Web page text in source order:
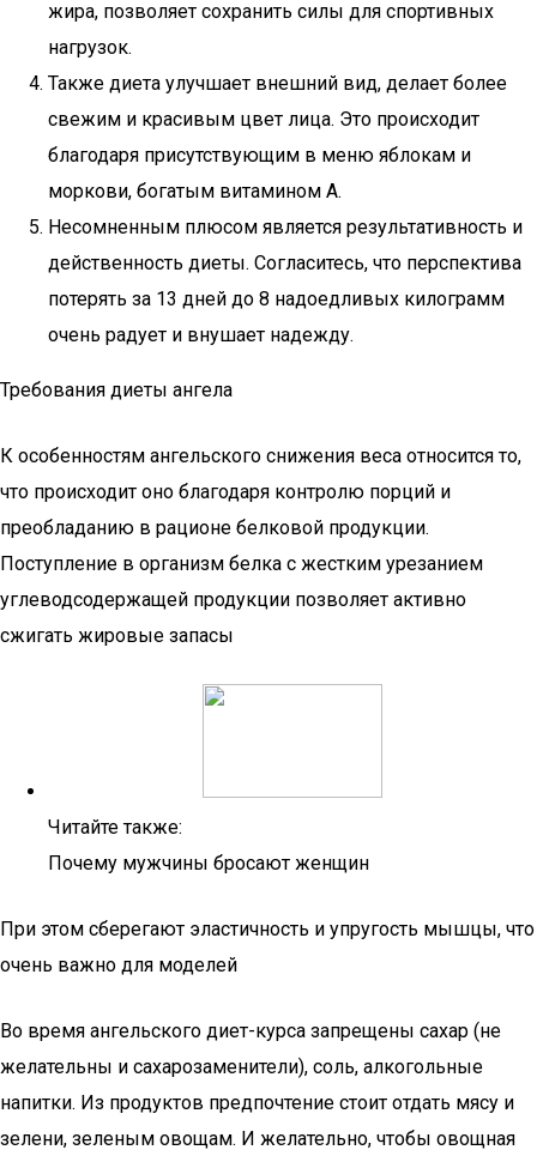
жира, позволяет сохранить силы для спортивных
нагрузок.
Также диета улучшает внешний вид, делает более
свежим и красивым цвет лица. Это происходит
благодаря присутствующим в меню яблокам и
моркови, богатым витамином А.
Несомненным плюсом является результативность и
действенность диеты. Согласитесь, что перспектива
потерять за 13 дней до 8 надоедливых килограмм
очень радует и внушает надежду.
Требования диеты ангела
К особенностям ангельского снижения веса относится то,
что происходит оно благодаря контролю порций и
преобладанию в рационе белковой продукции.
Поступление в организм белка с жестким урезанием
углеводсодержащей продукции позволяет активно
сжигать жировые запасы
Читайте также:
Почему мужчины бросают женщин
При этом сберегают эластичность и упругость мышцы, что
очень важно для моделей
Во время ангельского диет-курса запрещены сахар (не
желательны и сахарозаменители), соль, алкогольные
напитки. Из продуктов предпочтение стоит отдать мясу и
зелени, зеленым овощам. И желательно, чтобы овощная